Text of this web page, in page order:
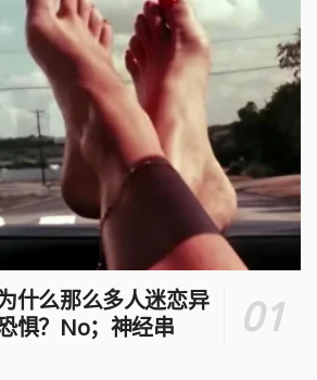
什么那么多人迷恋异
惧？No；神经串